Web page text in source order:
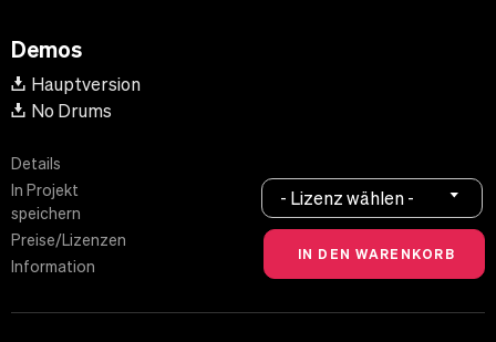
Demos
Hauptversion
No Drums
Details
In Projekt
speichern
Preise/Lizenzen
Information
- Lizenz wählen -